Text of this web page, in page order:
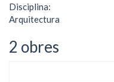
Disciplina:
Arquitectura
2 obres